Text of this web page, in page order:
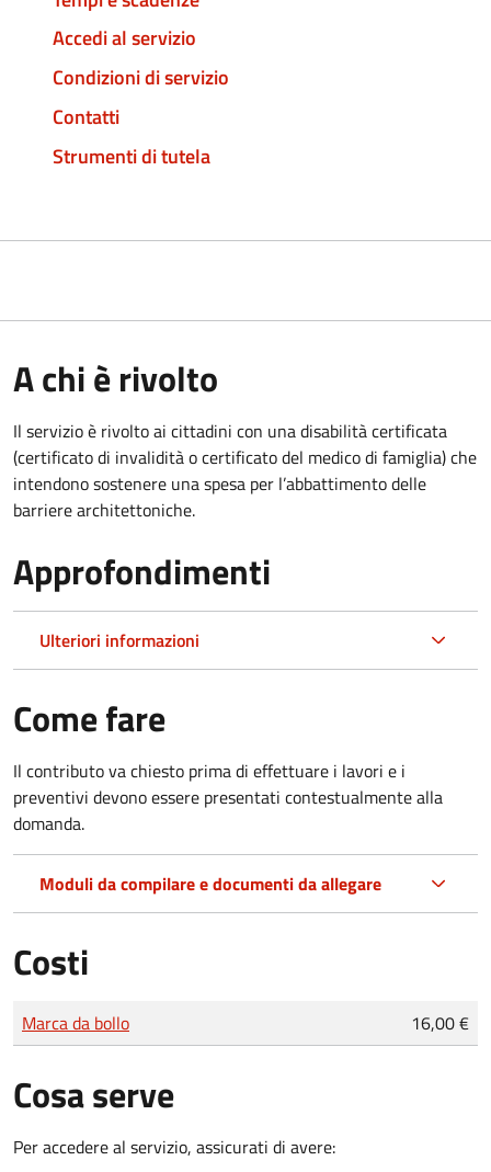
Accedi al servizio
Condizioni di servizio
Contatti
Strumenti di tutela
A chi è rivolto
Il servizio è rivolto ai cittadini con una disabilità certificata
(certificato di invalidità o certificato del medico di famiglia) che
intendono sostenere una spesa per l’abbattimento delle
barriere architettoniche.
Approfondimenti
Ulteriori informazioni
Come fare
Il contributo va chiesto prima di effettuare i lavori e i
preventivi devono essere presentati contestualmente alla
domanda.
Moduli da compilare e documenti da allegare
Costi
Tipo di pagamento
Importo
Marca da bollo 16,00 €
Cosa serve
Per accedere al servizio, assicurati di avere: